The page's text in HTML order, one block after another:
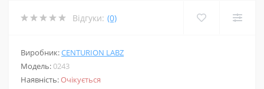
Відгуки: (0)
Виробник:CENTURION LABZ
Модель:0243
Наявність:Очікується